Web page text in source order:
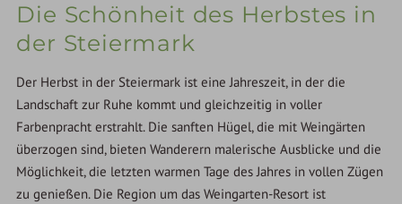
Die Schönheit des Herbstes in
der Steiermark
Der Herbst in der Steiermark ist eine Jahreszeit, in der die
Landschaft zur Ruhe kommt und gleichzeitig in voller
Farbenpracht erstrahlt. Die sanften Hügel, die mit Weingärten
überzogen sind, bieten Wanderern malerische Ausblicke und die
Möglichkeit, die letzten warmen Tage des Jahres in vollen Zügen
zu genießen. Die Region um das Weingarten-Resort ist